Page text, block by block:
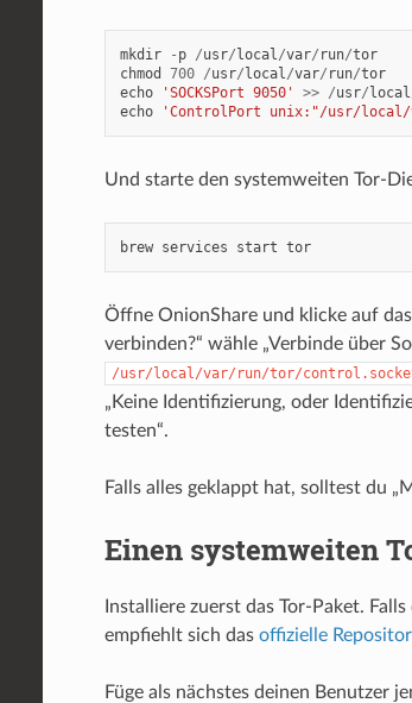
mkdir - p /usr/local /var/ run/tor
chmod
700 /usr/local /var/ run/tor
echo
'SOCKSPort 9050' >> /usr/local
echo
'ControlPort unix:"/usr/
Und starte den systemweiten Tor-
brew services start tor
Öffne OnionShare und klicke auf
verbinden?“ wähle „Verbinde über
/usr/local/var/run/tor/
„Keine Identifizierung, oder
testen“.
Falls alles geklappt hat, solltest du
Einen systemweiten
Installiere zuerst das Tor-Paket.
empfiehlt sich das offizielle
Füge als nächstes deinen Benutzer